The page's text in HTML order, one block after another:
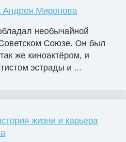
Андрея Миронова
необычайной
Союзе. Он был
же киноактёром, и
эстрады и ...
жизни и карьера